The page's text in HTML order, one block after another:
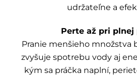
udržateľne a
Perte až pri plnej
Pranie menšieho množstva
zvyšuje spotrebu vody aj
kým sa práčka naplní,